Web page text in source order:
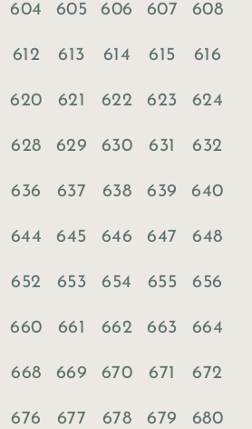
604 605 606 607 608
612 613 614 615 616
620 621 622 623 624
628 629 630 631 632
636 637 638 639 640
644 645 646 647 648
652 653 654 655 656
660 661 662 663 664
668 669 670 671 672
676 677 678 679 680